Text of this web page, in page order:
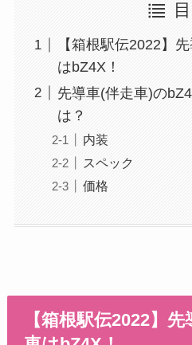
【箱根駅伝2022】
はbZ4X！
先導車(伴走車)の
は？
内装
スペック
価格
【箱根駅伝2022】